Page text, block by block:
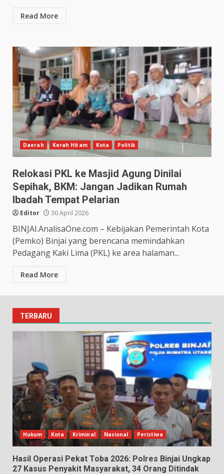
Read More
Daerah Kerah Hitam Kota Politik
Relokasi PKL ke Masjid Agung Dinilai
Sepihak, BKM: Jangan Jadikan Rumah
Ibadah Tempat Pelarian
Editor 30 April 2026
BINJAI.AnalisaOne.com – Kebijakan Pemerintah Kota
(Pemko) Binjai yang berencana memindahkan
Pedagang Kaki Lima (PKL) ke area halaman...
Read More
TERBARU
Hukum Kota Kriminal Nasional Peristiwa
Hasil Operasi Pekat Toba 2026: Polres Binjai Ungkap
27 Kasus Penyakit Masyarakat, 34 Orang Ditindak